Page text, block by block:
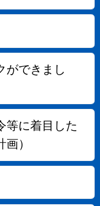
ができまし
等に着目した
）